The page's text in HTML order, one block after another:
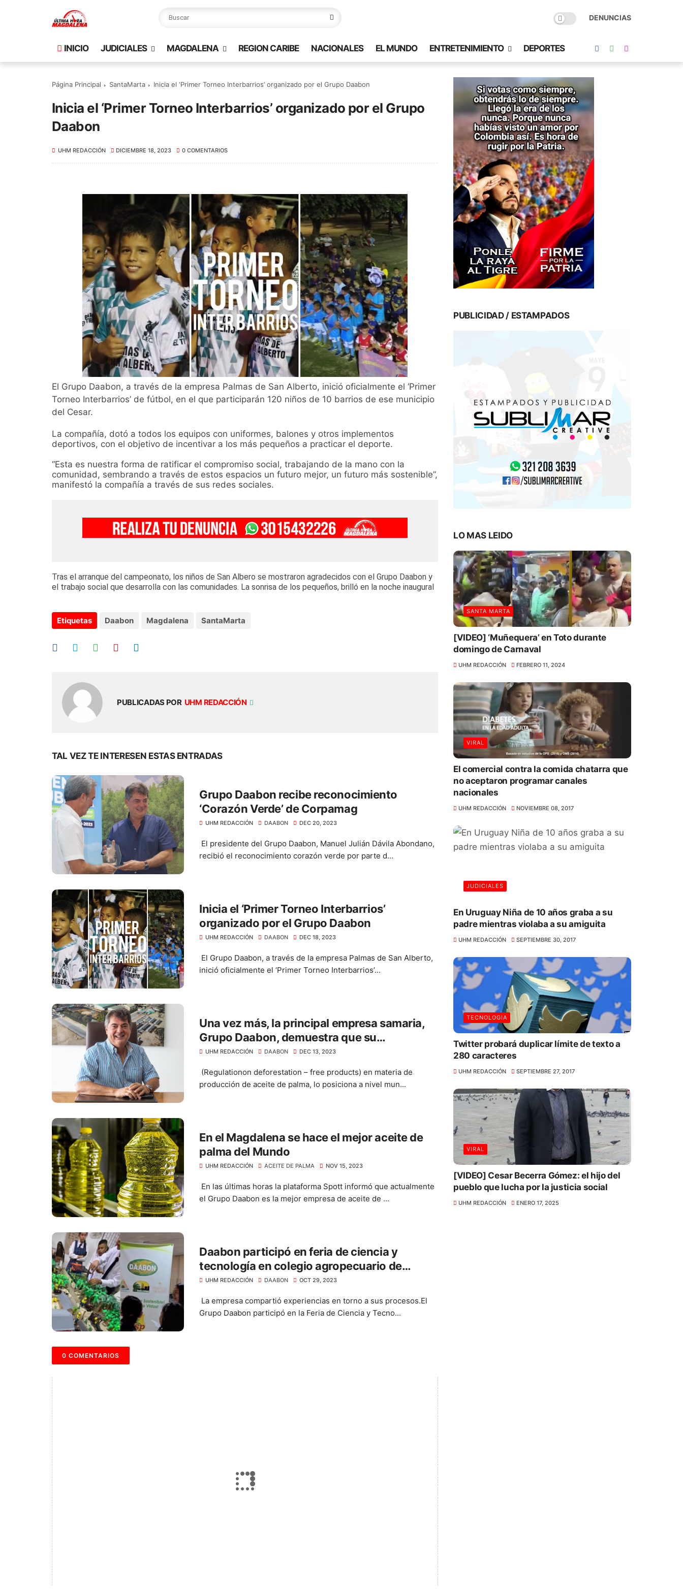
DENUNCIAS
INICIO JUDICIALES MAGDALENA REGION CARIBE NACIONALES EL MUNDO ENTRETENIMIENTO DEPORTES
Página Principal SantaMarta Inicia el ‘Primer Torneo Interbarrios’ organizado por el Grupo Daabon
Inicia el ‘Primer Torneo Interbarrios’ organizado por el Grupo
Daabon
UHM REDACCIÓN DICIEMBRE 18, 2023 0 COMENTARIOS
El Grupo Daabon, a través de la empresa Palmas de San Alberto, inició oficialmente el ‘Primer
Torneo Interbarrios’ de fútbol, en el que participarán 120 niños de 10 barrios de ese municipio
del Cesar.
La compañía, dotó a todos los equipos con uniformes, balones y otros implementos
deportivos, con el objetivo de incentivar a los más pequeños a practicar el deporte.
“Esta es nuestra forma de ratificar el compromiso social, trabajando de la mano con la
comunidad, sembrando a través de estos espacios un futuro mejor, un futuro más sostenible”,
manifestó la compañía a través de sus redes sociales.
Tras el arranque del campeonato, los niños de San Albero se mostraron agradecidos con el Grupo Daabon y
el trabajo social que desarrolla con las comunidades. La sonrisa de los pequeños, brilló en la noche inaugural
Etiquetas Daabon Magdalena SantaMarta
PUBLICADAS POR UHM REDACCIÓN
TAL VEZ TE INTERESEN ESTAS ENTRADAS
Grupo Daabon recibe reconocimiento
‘Corazón Verde’ de Corpamag
UHM REDACCIÓN DAABON DEC 20, 2023
El presidente del Grupo Daabon, Manuel Julián Dávila Abondano,
recibió el reconocimiento corazón verde por parte d...
Inicia el ‘Primer Torneo Interbarrios’
organizado por el Grupo Daabon
UHM REDACCIÓN DAABON DEC 18, 2023
El Grupo Daabon, a través de la empresa Palmas de San Alberto,
inició oficialmente el ‘Primer Torneo Interbarrios’...
Una vez más, la principal empresa samaria,
Grupo Daabon, demuestra que su
compromiso por cumplir con los
lineamientos EUDR
UHM REDACCIÓN DAABON DEC 13, 2023
(Regulationon deforestation – free products) en materia de
producción de aceite de palma, lo posiciona a nivel mun...
En el Magdalena se hace el mejor aceite de
palma del Mundo
UHM REDACCIÓN ACEITE DE PALMA NOV 15, 2023
En las últimas horas la plataforma Spott informó que actualmente
el Grupo Daabon es la mejor empresa de aceite de ...
Daabon participó en feria de ciencia y
tecnología en colegio agropecuario de
Sogamoso
UHM REDACCIÓN DAABON OCT 29, 2023
La empresa compartió experiencias en torno a sus procesos.El
Grupo Daabon participó en la Feria de Ciencia y Tecno...
0 COMENTARIOS
PUBLICIDAD / ESTAMPADOS
LO MAS LEIDO
SANTA MARTA
[VIDEO] ‘Muñequera’ en Toto durante
domingo de Carnaval
UHM REDACCIÓN FEBRERO 11, 2024
VIRAL
El comercial contra la comida chatarra que
no aceptaron programar canales
nacionales
UHM REDACCIÓN NOVIEMBRE 08, 2017
JUDICIALES
En Uruguay Niña de 10 años graba a su
padre mientras violaba a su amiguita
UHM REDACCIÓN SEPTIEMBRE 30, 2017
TECNOLOGIA
Twitter probará duplicar límite de texto a
280 caracteres
UHM REDACCIÓN SEPTIEMBRE 27, 2017
VIRAL
[VIDEO] Cesar Becerra Gómez: el hijo del
pueblo que lucha por la justicia social
UHM REDACCIÓN ENERO 17, 2025